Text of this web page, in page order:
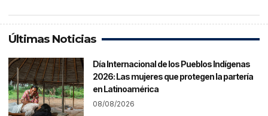
Últimas Noticias
Día Internacional de los Pueblos Indígenas
2026: Las mujeres que protegen la partería
en Latinoamérica
08/08/2026